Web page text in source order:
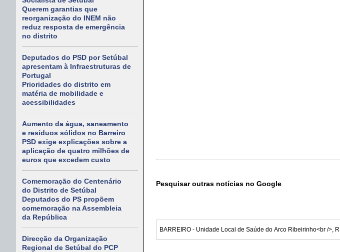
Querem garantias que
reorganização do INEM não
reduz resposta de emergência
no distrito
Deputados do PSD por Setúbal
apresentam à Infraestruturas de
Portugal
Prioridades do distrito em
matéria de mobilidade e
acessibilidades
Aumento da água, saneamento
e resíduos sólidos no Barreiro
PSD exige explicações sobre a
aplicação de quatro milhões de
euros que excedem custo
Comemoração do Centenário
do Distrito de Setúbal
Deputados do PS propõem
comemoração na Assembleia
da República
Direcção da Organização
Regional de Setúbal do PCP
Pesquisar outras notícias no Google